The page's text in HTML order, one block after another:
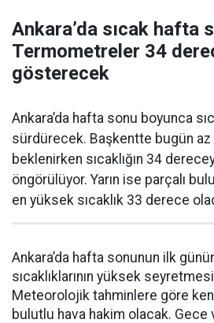
Ankara’da sıcak hafta
Termometreler 34
gösterecek
Ankara’da hafta sonu boyunca
sürdürecek. Başkentte bugün
beklenirken sıcaklığın 34
öngörülüyor. Yarın ise parçalı
en yüksek sıcaklık 33 derece
Ankara’da hafta sonunun ilk
sıcaklıklarının yüksek
Meteorolojik tahminlere göre
bulutlu hava hakim olacak.